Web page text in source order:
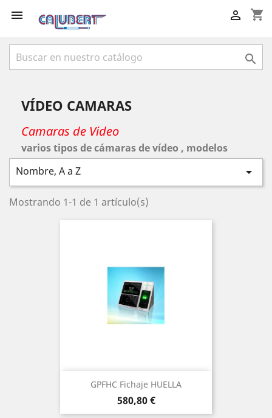
 shopping_cart


VÍDEO CAMARAS
Camaras de Video
varios tipos de cámaras de vídeo , modelos
Nombre, A a Z

Mostrando 1-1 de 1 artículo(s)
GPFHC Fichaje HUELLA
Precio
580,80 €